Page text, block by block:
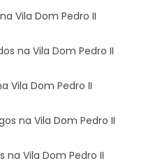
Vila Dom Pedro II
na Vila Dom Pedro II
Vila Dom Pedro II
na Vila Dom Pedro II
Vila Dom Pedro II